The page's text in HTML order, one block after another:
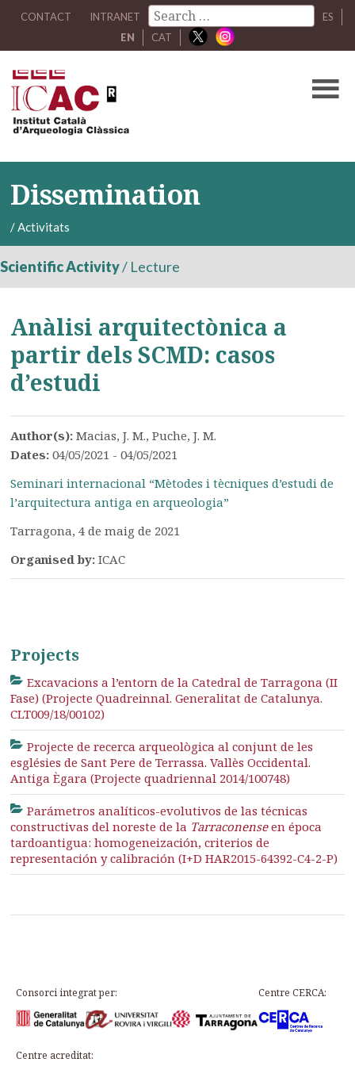
CONTACT INTRANET
ES
EN
CAT
Dissemination
/Activitats
Scientific Activity/ Lecture
Anàlisi arquitectònica a
partir dels SCMD: casos
d’estudi
Author(s):Macias, J. M., Puche, J. M.
Dates:04/05/2021 - 04/05/2021
Seminari internacional “Mètodes i tècniques d’estudi de
l’arquitectura antiga en arqueologia”
Tarragona, 4 de maig de 2021
Organised by:ICAC
Projects
Excavacions a l’entorn de la Catedral de Tarragona (II
Fase) (Projecte Quadreinnal. Generalitat de Catalunya.
CLT009/18/00102)
Projecte de recerca arqueològica al conjunt de les
esglésies de Sant Pere de Terrassa. Vallès Occidental.
Antiga Ègara (Projecte quadriennal 2014/100748)
Parámetros analíticos-evolutivos de las técnicas
constructivas del noreste de la Tarraconenseen época
tardoantigua: homogeneización, criterios de
representación y calibración (I+D HAR2015-64392-C4-2-P)
Consorci integrat per: Centre CERCA:
Centre acreditat: